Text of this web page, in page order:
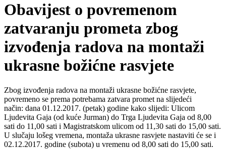
Obavijest o povremenom
zatvaranju prometa zbog
izvođenja radova na montaži
ukrasne božićne rasvjete
Zbog izvođenja radova na montaži ukrasne božićne rasvjete,
povremeno se prema potrebama zatvara promet na slijedeći
način: dana 01.12.2017. (petak) godine kako slijedi: Ulicom
Ljudevita Gaja (od kuće Jurman) do Trga Ljudevita Gaja od 8,00
sati do 11,00 sati i Magistratskom ulicom od 11,30 sati do 15,00 sati.
U slučaju lošeg vremena, montaža ukrasne rasvjete nastaviti će se i
02.12.2017. godine (subota) u vremenu od 8,00 sati do 15,00 sati.